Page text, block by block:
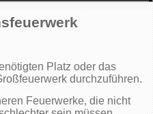
Platz oder das
durchzuführen.
Feuerwerke, die nicht